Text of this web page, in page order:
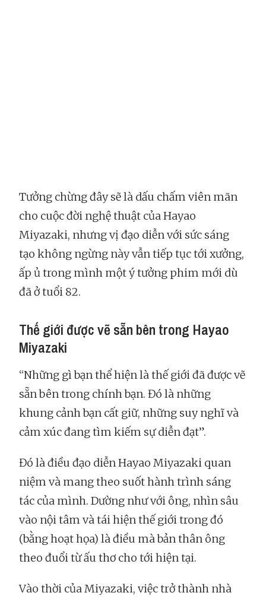
Tưởng chừng đây sẽ là dấu chấm viên mãn
cho cuộc đời nghệ thuật của Hayao
Miyazaki, nhưng vị đạo diễn với sức sáng
tạo không ngừng này vẫn tiếp tục tới xưởng,
ấp ủ trong mình một ý tưởng phim mới dù
đã ở tuổi 82.
Thế giới được vẽ sẵn bên trong Hayao
Miyazaki
“Những gì bạn thể hiện là thế giới đã được vẽ
sẵn bên trong chính bạn. Đó là những
khung cảnh bạn cất giữ, những suy nghĩ và
cảm xúc đang tìm kiếm sự diễn đạt”.
Đó là điều đạo diễn Hayao Miyazaki quan
niệm và mang theo suốt hành trình sáng
tác của mình. Dường như với ông, nhìn sâu
vào nội tâm và tái hiện thế giới trong đó
(bằng hoạt họa) là điều mà bản thân ông
theo đuổi từ ấu thơ cho tới hiện tại.
Vào thời của Miyazaki, việc trở thành nhà